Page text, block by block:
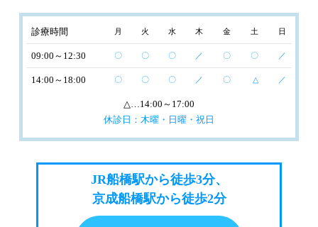
診療時間 月 火 水 木 金 土 日
09:00～12:30 〇 〇 〇 ／ 〇 〇 ／
14:00～18:00 〇 〇 〇 ／ 〇 △ ／
△…14:00～17:00
休診日：木曜・日曜・祝日
JR船橋駅から徒歩3分、
京成船橋駅から徒歩2分